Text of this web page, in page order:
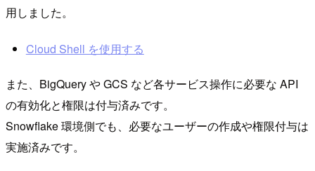
用しました。
Cloud Shell を使用する
また、BigQuery や GCS など各サービス操作に必要な API
の有効化と権限は付与済みです。
Snowflake 環境側でも、必要なユーザーの作成や権限付与は
実施済みです。